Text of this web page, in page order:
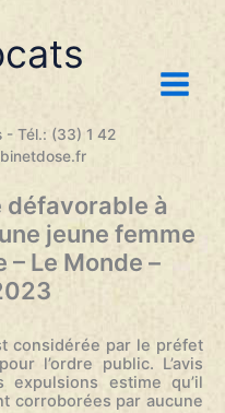
Tél.: (33) 1 42
défavorable à
jeune femme
Le Monde –
considérée par le préfet
l’ordre public. L’avis
estime qu’il
corroborées par aucune